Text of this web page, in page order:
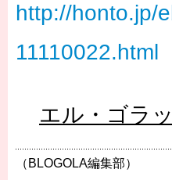
http://honto.jp/
11110022.html
エル・ゴラ
（BLOGOLA編集部）